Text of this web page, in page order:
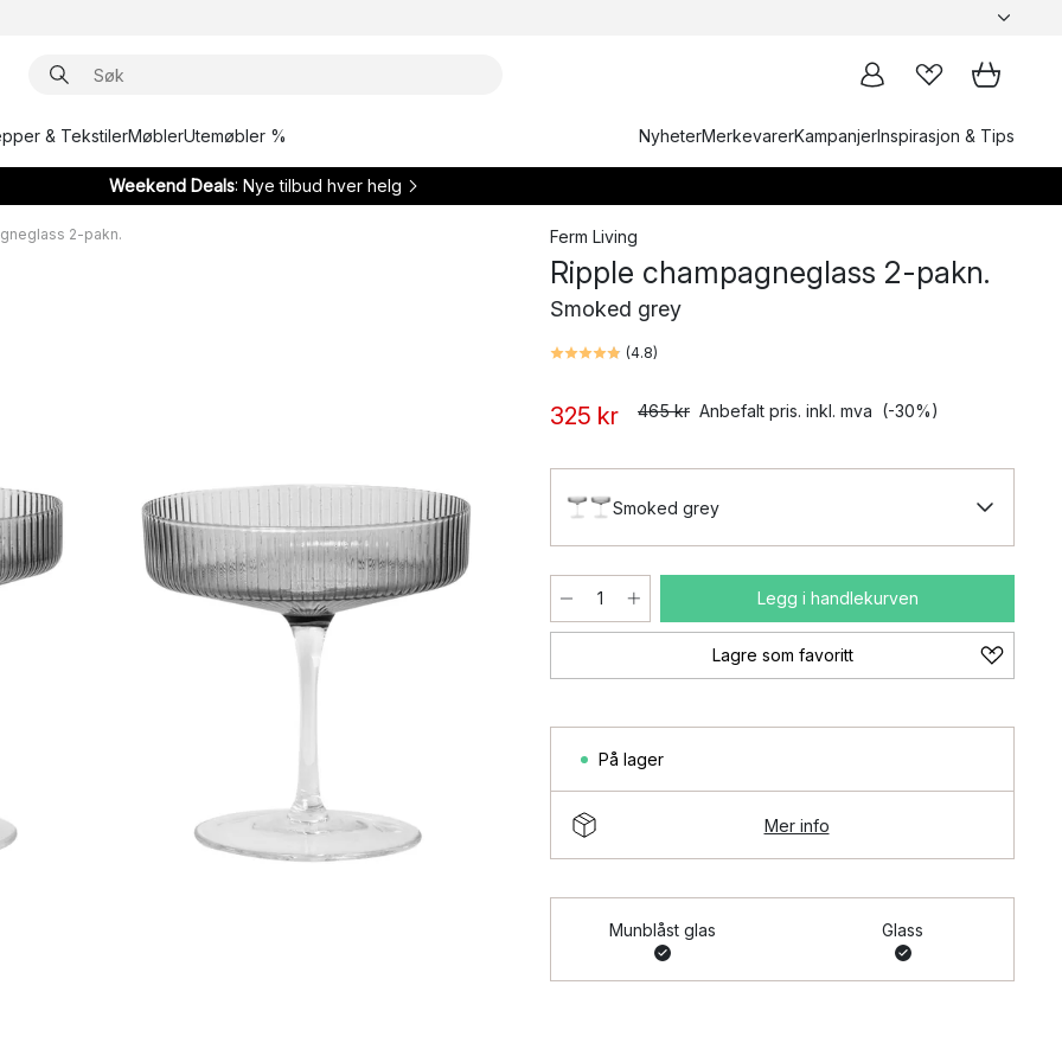
& TekstilerMøblerUtemøbler % NyheterMerkevarerKampanjerInspirasjon & Tips
Weekend Deals: Nye tilbud hver helg
2-pakn. Ferm Living
Ripple champagneglass 2-pakn.
Smoked grey
(4.8)
325 kr 465 kr Anbefalt pris. inkl. mva (-30%)
Smoked grey
Legg i handlekurven
Lagre som favoritt
På lager
Mer info
Munblåst glas Glass